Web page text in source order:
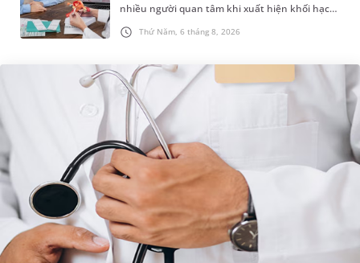
Thứ Năm, 6 tháng 8, 2026
nhiều người quan tâm khi xuất hiện khối hạch
nhỏ ở vùng bẹn hoặc cơ quan sinh dục. Nếu
hạch mới xuất hiện, kích th...